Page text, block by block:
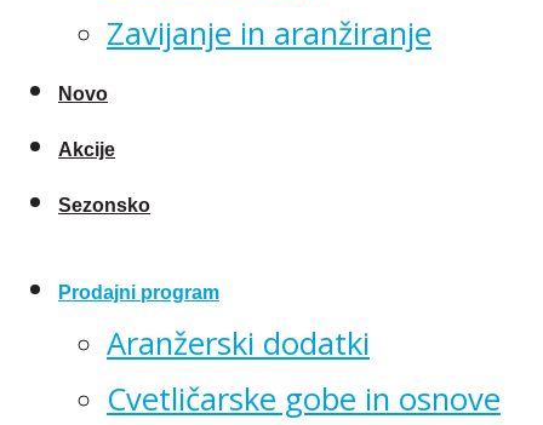
Zavijanje in aranžiranje
Novo
Akcije
Sezonsko
Prodajni program
Aranžerski dodatki
Cvetličarske gobe in osnove